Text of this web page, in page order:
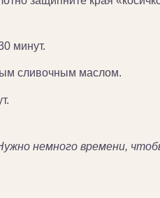
минут.
сливочным маслом.
немного времени,